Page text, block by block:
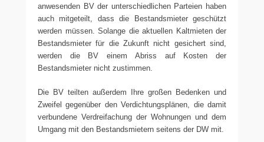
anwesenden BV der unterschiedlichen Parteien haben
auch mitgeteilt, dass die Bestandsmieter geschützt
werden müssen. Solange die aktuellen Kaltmieten der
Bestandsmieter für die Zukunft nicht gesichert sind,
werden die BV einem Abriss auf Kosten der
Bestandsmieter nicht zustimmen.
Die BV teilten außerdem Ihre großen Bedenken und
Zweifel gegenüber den Verdichtungsplänen, die damit
verbundene Verdreifachung der Wohnungen und dem
Umgang mit den Bestandsmietern seitens der DW mit.